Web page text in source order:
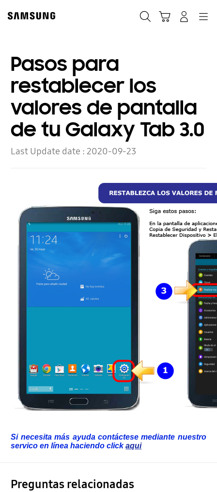
content
Pasos para
restablecer los
valores de pantalla
de tu Galaxy Tab 3.0
Last Update date :2020-09-23
Si necesita más ayuda contáctese mediante nuestro
servico en línea haciendo clickaqui
Preguntas relacionadas